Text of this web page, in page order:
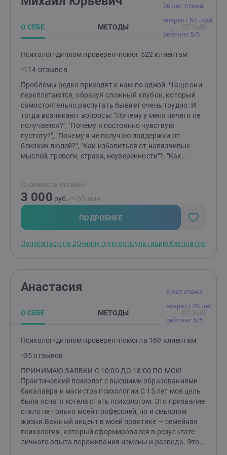
Принятие и Осознанность для развития
человеку действовать в соответствии со своими
ценностями.Считаю, что моя задача — дать вам
собственной жизни. "Если бы не твоя боль, что бы ты
26 лет стажа
возраст 63 года
рейтинг 5/5
О СЕБЕ МЕТОДЫ
Психолог диплом проверен помог 522 клиентам
114 отзывов
Проблемы редко приходят к нам по одной. Чаще они
переплетаются, образуя сложный клубок, который
самостоятельно распутать бывает очень трудно. И
тогда возникают вопросы: "Почему у меня ничего не
получается?", "Почему я постоянно чувствую
пустоту?", "Почему я не получаю поддержки от
близких людей?", "Как избавиться от навязчивых
мыслей, тревоги, страха, неуверенности"?, "Как
клубок, найти причину "негативных сценариев",
научиться понимать себя и свои состояния,
выстраивать здоровые отношения с близкими
людьми и окружающими, выйти из замкнутого круга,
делать свою жизнь лучше и получать от нее
поддержка, понимание, принятие, осознание.
Стоимость онлайн
3 000 руб. /≈ 60 мин.
ПОДРОБНЕЕ
Записаться на 20-минутную консультацию бесплатно
6 лет стажа
возраст 28 лет
рейтинг 5/5
Анастасия
О СЕБЕ МЕТОДЫ
Психолог диплом проверен помогла 169 клиентам
35 отзывов
ПРИНИМАЮ ЗАЯВКИ С 10:00 ДО 18:00 ПО МСК!
Практический психолог с высшими образованиями
бакалавра и магистра психологии.С 15 лет моя цель
была ясна: я хотела стать психологом. Это призвание
стало не только моей профессией, но и смыслом
жизни.Важный акцент в моей практике — семейная
психология, который сформировался в результате
личного опыта переживания измены и развода. Этот